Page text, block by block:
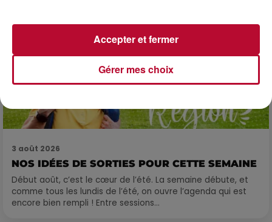
3 août 2026
NOS IDÉES DE SORTIES POUR CETTE SEMAINE
Début août, c’est le cœur de l’été. La semaine débute, et
comme tous les lundis de l’été, on ouvre l’agenda qui est
encore bien rempli ! Entre sessions...
Gérer mes choix
Accepter et fermer